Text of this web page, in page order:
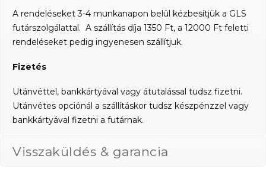
A rendeléseket 3-4 munkanapon belül kézbesítjük a GLS
futárszolgálattal. A szállítás díja 1350 Ft, a 12000 Ft feletti
rendeléseket pedig ingyenesen szállítjuk.
Fizetés
Utánvéttel, bankkártyával vagy átutalással tudsz fizetni.
Utánvétes opciónál a szállításkor tudsz készpénzzel vagy
bankkártyával fizetni a futárnak.
Visszaküldés & garancia